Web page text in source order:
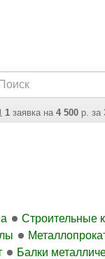
1заявка на 4 500р. за
Строительные
Балки